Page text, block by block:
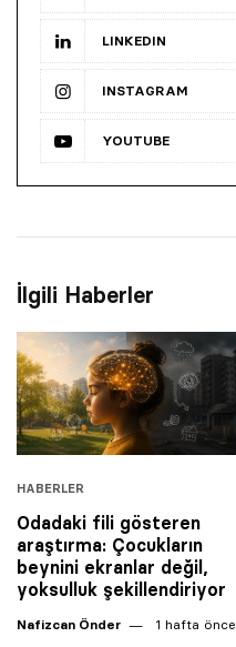
LINKEDIN
INSTAGRAM
YOUTUBE
İlgili Haberler
HABERLER
Odadaki fili gösteren
araştırma: Çocukların
beynini ekranlar değil,
yoksulluk şekillendiriyor
Nafizcan Önder 1 hafta önce